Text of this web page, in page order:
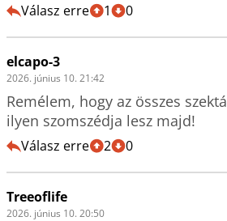
Válasz erre 1 0
elcapo-3
2026. június 10. 21:42
Remélem, hogy az összes
ilyen szomszédja lesz majd!
Válasz erre 2 0
Treeoflife
2026. június 10. 20:50